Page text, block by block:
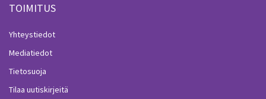
TOIMITUS
Yhteystiedot
Mediatiedot
Tietosuoja
Tilaa uutiskirjeitä